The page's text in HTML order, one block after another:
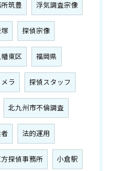
筑豊 浮気調査宗像
探偵宗像
幡東区 福岡県
ラ 探偵スタッフ
北九州市不倫調査
法的運用
探偵事務所 小倉駅